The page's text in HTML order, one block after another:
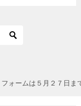
フォームは５月２７日ま